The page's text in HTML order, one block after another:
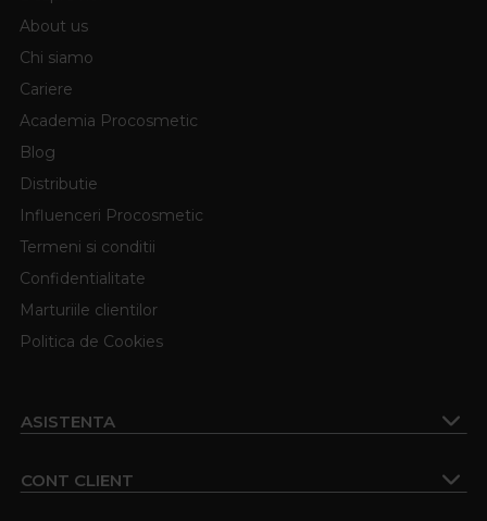
About us
Chi siamo
Cariere
Academia Procosmetic
Blog
Distributie
Influenceri Procosmetic
Termeni si conditii
Confidentialitate
Marturiile clientilor
Politica de Cookies
ASISTENTA
CONT CLIENT